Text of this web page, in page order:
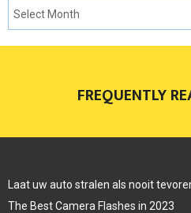
FREQUENTLY
Laat uw auto stralen als nooit
The Best Camera Flashes in 2023